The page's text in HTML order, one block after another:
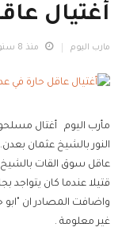
أغتيال
مارب اليوم منذ 8 سنوات
مأرب اليوم أغتال
النور بالشيخ عثمان
عاقل سوق القات بالشيخ
قتيلا عندما كان
واضافت المصادر ان "ابو
غير معلومة .